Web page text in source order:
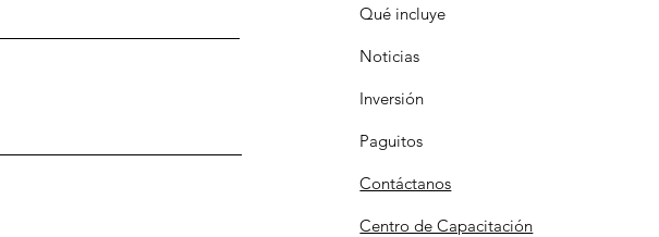
Qué incluye
Noticias
Inversión
Paguitos
Contáctanos
Centro de Capacitación